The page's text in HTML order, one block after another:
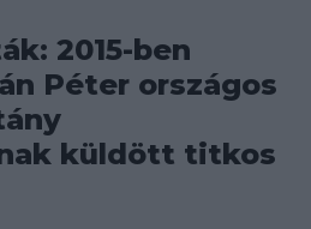
2015-ben
Péter országos
küldött titkos